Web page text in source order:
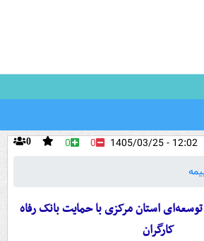
0 0 0
12:02 - 1405/03/25
استان مرکزی با حمایت بانک رفاه
کارگران